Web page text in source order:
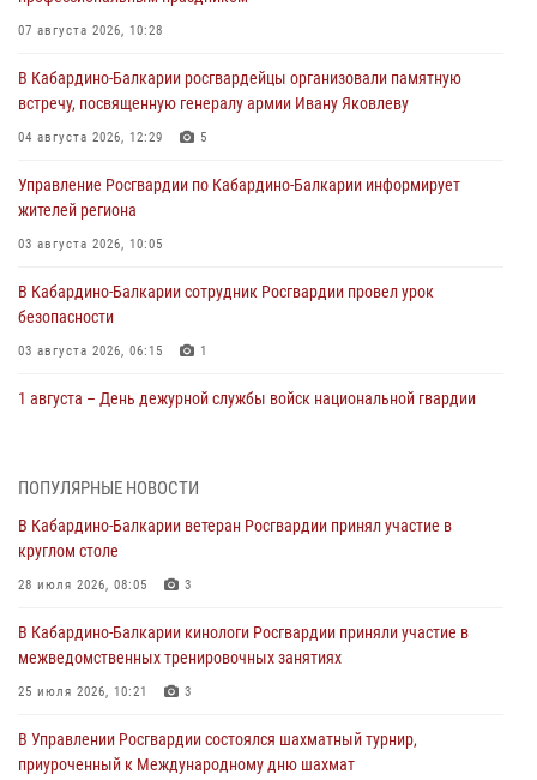
07 августа 2026, 10:28
В Кабардино-Балкарии росгвардейцы организовали памятную
встречу, посвященную генералу армии Ивану Яковлеву
04 августа 2026, 12:29 5
Управление Росгвардии по Кабардино-Балкарии информирует
жителей региона
03 августа 2026, 10:05
В Кабардино‑Балкарии сотрудник Росгвардии провел урок
безопасности
03 августа 2026, 06:15 1
1 августа – День дежурной службы войск национальной гвардии
мировой войне 1914-1918 годов
01 августа 2026, 07:30
поздравил специалистов подразделений тыла с профессиональным
праздником
01 августа 2026, 00:10
Росгвардия обеспечивает безопасность граждан на южном
направлении
ПОПУЛЯРНЫЕ НОВОСТИ
В Кабардино-Балкарии ветеран Росгвардии принял участие в
круглом столе
28 июля 2026, 08:05 3
В Кабардино-Балкарии кинологи Росгвардии приняли участие в
межведомственных тренировочных занятиях
25 июля 2026, 10:21 3
В Управлении Росгвардии состоялся шахматный турнир,
приуроченный к Международному дню шахмат